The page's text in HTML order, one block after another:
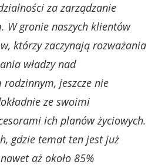
za zarządzanie
W gronie naszych klientów
którzy zaczynają rozważania
władzy nad
jeszcze nie
ze swoimi
ich planów życiowych.
gdzie temat ten jest już
aż około 85%